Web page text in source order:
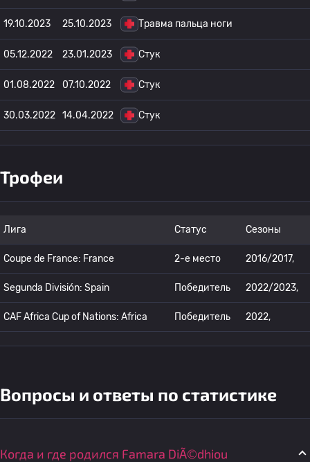
19.10.2023 25.10.2023 Травма пальца ноги
05.12.2022 23.01.2023 Стук
01.08.2022 07.10.2022 Стук
30.03.2022 14.04.2022 Стук
Трофеи
Лига Статус Сезоны
Coupe de France: France 2-е место 2016/2017,
Segunda División: Spain Победитель 2022/2023,
CAF Africa Cup of Nations: Africa Победитель 2022,
Вопросы и ответы по статистике
Когда и где родился Famara DiÃ©dhiou